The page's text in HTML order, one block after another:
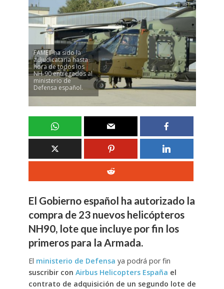
FAMET ha sido la
adjudicataria hasta
hora de todos los
NH-90 entregados al
ministerio de
Defensa español.
El Gobierno español ha autorizado la
compra de 23 nuevos helicópteros
NH90, lote que incluye por fin los
primeros para la Armada.
El ministerio de Defensa ya podrá por fin
suscribir con Airbus Helicopters España el
contrato de adquisición de un segundo lote de